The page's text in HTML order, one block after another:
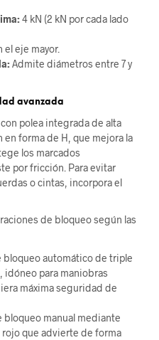
4 kN (2 kN por cada lado
el eje mayor.
Admite diámetros entre 7 y
avanzada
polea integrada de alta
forma de H, que mejora la
los marcados
por fricción. Para evitar
o cintas, incorpora el
de bloqueo según las
automático de triple
idóneo para maniobras
máxima seguridad de
manual mediante
que advierte de forma